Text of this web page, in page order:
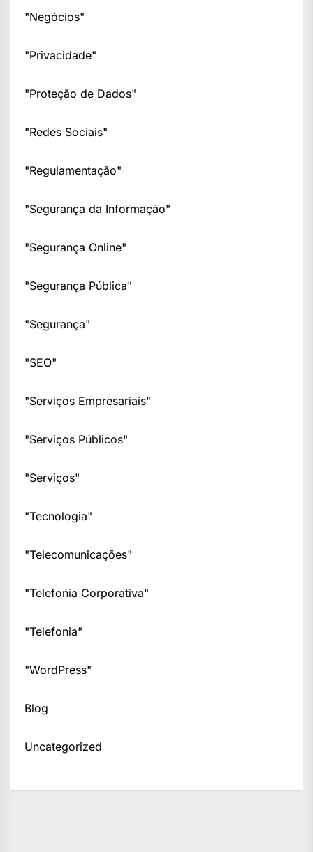
"Negócios"
"Privacidade"
"Proteção de Dados"
"Redes Sociais"
"Regulamentação"
"Segurança da Informação"
"Segurança Online"
"Segurança Pública"
"Segurança"
"SEO"
"Serviços Empresariais"
"Serviços Públicos"
"Serviços"
"Tecnologia"
"Telecomunicações"
"Telefonia Corporativa"
"Telefonia"
"WordPress"
Blog
Uncategorized